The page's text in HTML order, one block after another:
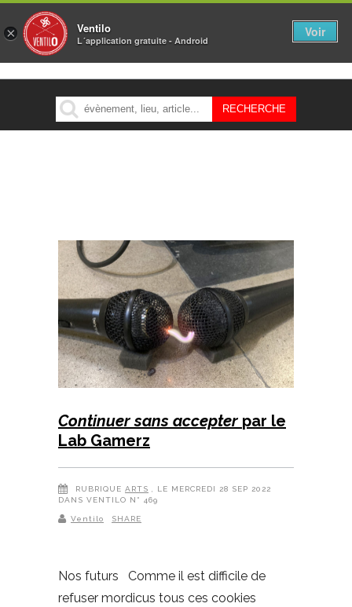
MENU
Continuer sans accepter par le
Lab Gamerz
RUBRIQUE ARTS
, LE MERCREDI 28 SEP 2022
DANS VENTILO N° 469
Ventilo SHARE
Nos futurs Comme il est difficile de
refuser mordicus tous ces cookies
× Ventilo
L´application gratuite - Android
Voir